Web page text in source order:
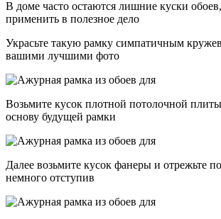
В доме часто остаются лишние куски
применить в полезное дело
Украсьте такую рамку симпатичным
вашими лучшими фото
Возьмите кусок плотной потолочной
основу будущей рамки
Далее возьмите кусок фанеры и отрежьте
немного отступив